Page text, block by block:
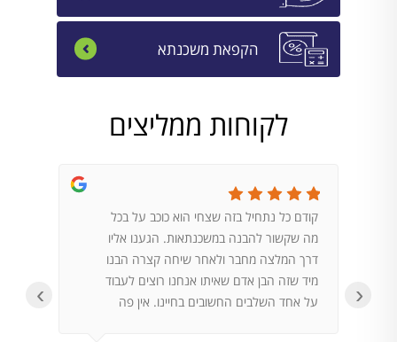
הקפאת משכנתא
לקוחות ממליצים
קודם כל נתחיל בזה שצחי הוא כוכב על בכל
מה שקשור להבנה במשכנתאות. הגענו אליו
דרך המלצה מחבר ולאחר שיחה קצרה הבנו
מיד שזה הבן אדם שאיתו אנחנו רוצים לעבוד
על אחד השלבים החשובים בחיינו. אין פה
‹ ›